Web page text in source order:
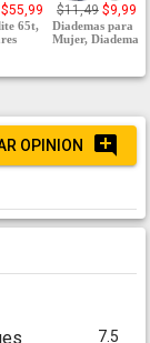
$55,99
65t,
$11,49 $9,99
Diademas para
Mujer, Diadema
OPINION
7.5